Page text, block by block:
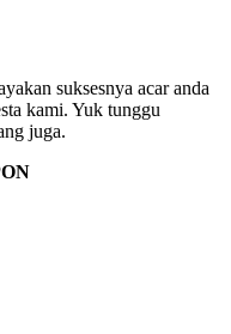
suksesnya acar anda
kami. Yuk tunggu
juga.